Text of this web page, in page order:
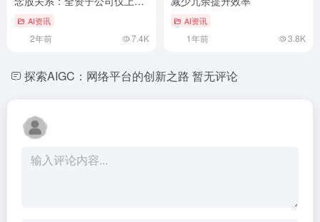
相关模型
AI资讯
2年前 7.4K
AI资讯
1年前 3.8K
探索AIGC：网络平台的创新之路 暂无评论